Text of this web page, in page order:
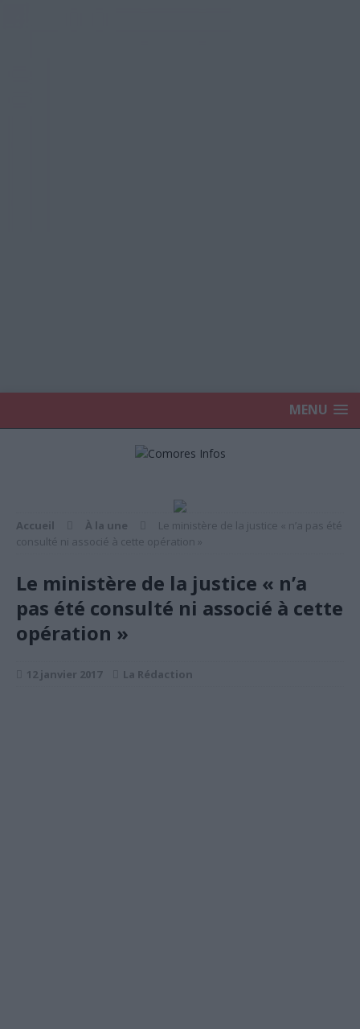
MENU
Accueil À la une
Le ministère de la justice « n’a pas été
consulté ni associé à cette opération »
Le ministère de la justice « n’a
pas été consulté ni associé à cette
opération »
12 janvier 2017 La Rédaction